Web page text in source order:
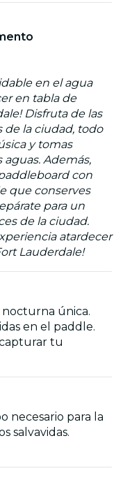
en el agua
en tabla de
Disfruta de las
de la ciudad, todo
y tomas
aguas. Además,
con
que conserves
para un
de la ciudad.
atardecer
Lauderdale!
nocturna única.
en el paddle.
tu
necesario para la
salvavidas.